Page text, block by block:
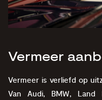
Vermeer
Vermeer is verliefd op
Van Audi, BMW, Land